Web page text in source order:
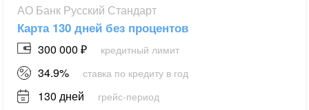
АО Банк Русский Стандарт
Карта 130 дней без процентов
300 000 ₽ кредитный лимит
34.9% ставка по кредиту в год
130 дней грейс-период